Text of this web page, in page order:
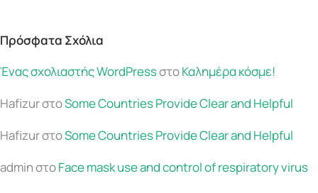
Πρόσφατα Σχόλια
Ένας σχολιαστής WordPressστοΚαλημέρα κόσμε!
HafizurστοSome Countries Provide Clear and Helpful
HafizurστοSome Countries Provide Clear and Helpful
adminστοFace mask use and control of respiratory virus